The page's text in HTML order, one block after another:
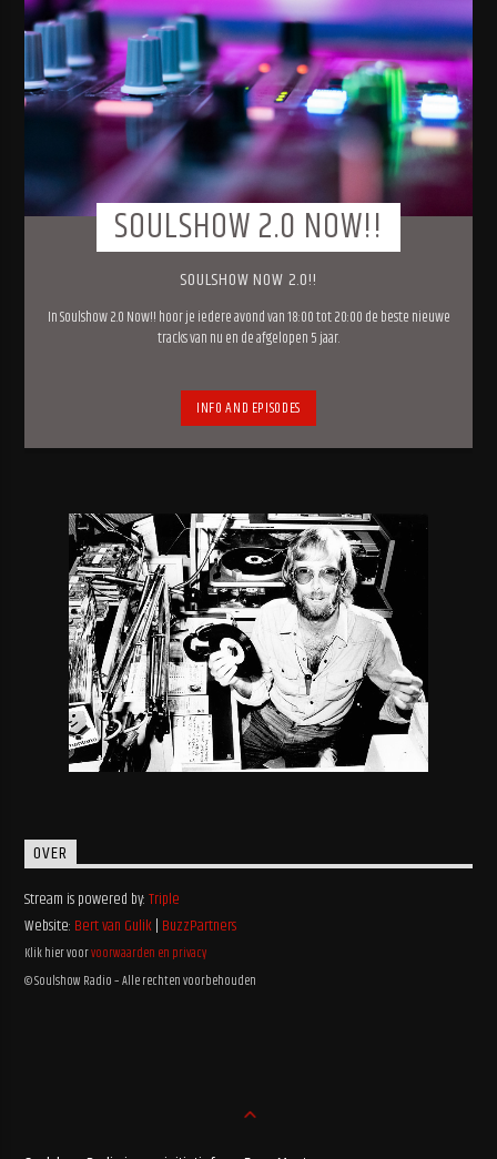
SOULSHOW 2.0 NOW!!
SOULSHOW NOW 2.0!!
In Soulshow 2.0 Now!! hoor je iedere avond van 18:00 tot 20:00 de beste nieuwe
tracks van nu en de afgelopen 5 jaar.
INFO AND EPISODES
OVER
Stream is powered by:Triple
Website: Bert van Gulik| BuzzPartners
Klik hier voorvoorwaarden en privacy
© Soulshow Radio – Alle rechten voorbehouden